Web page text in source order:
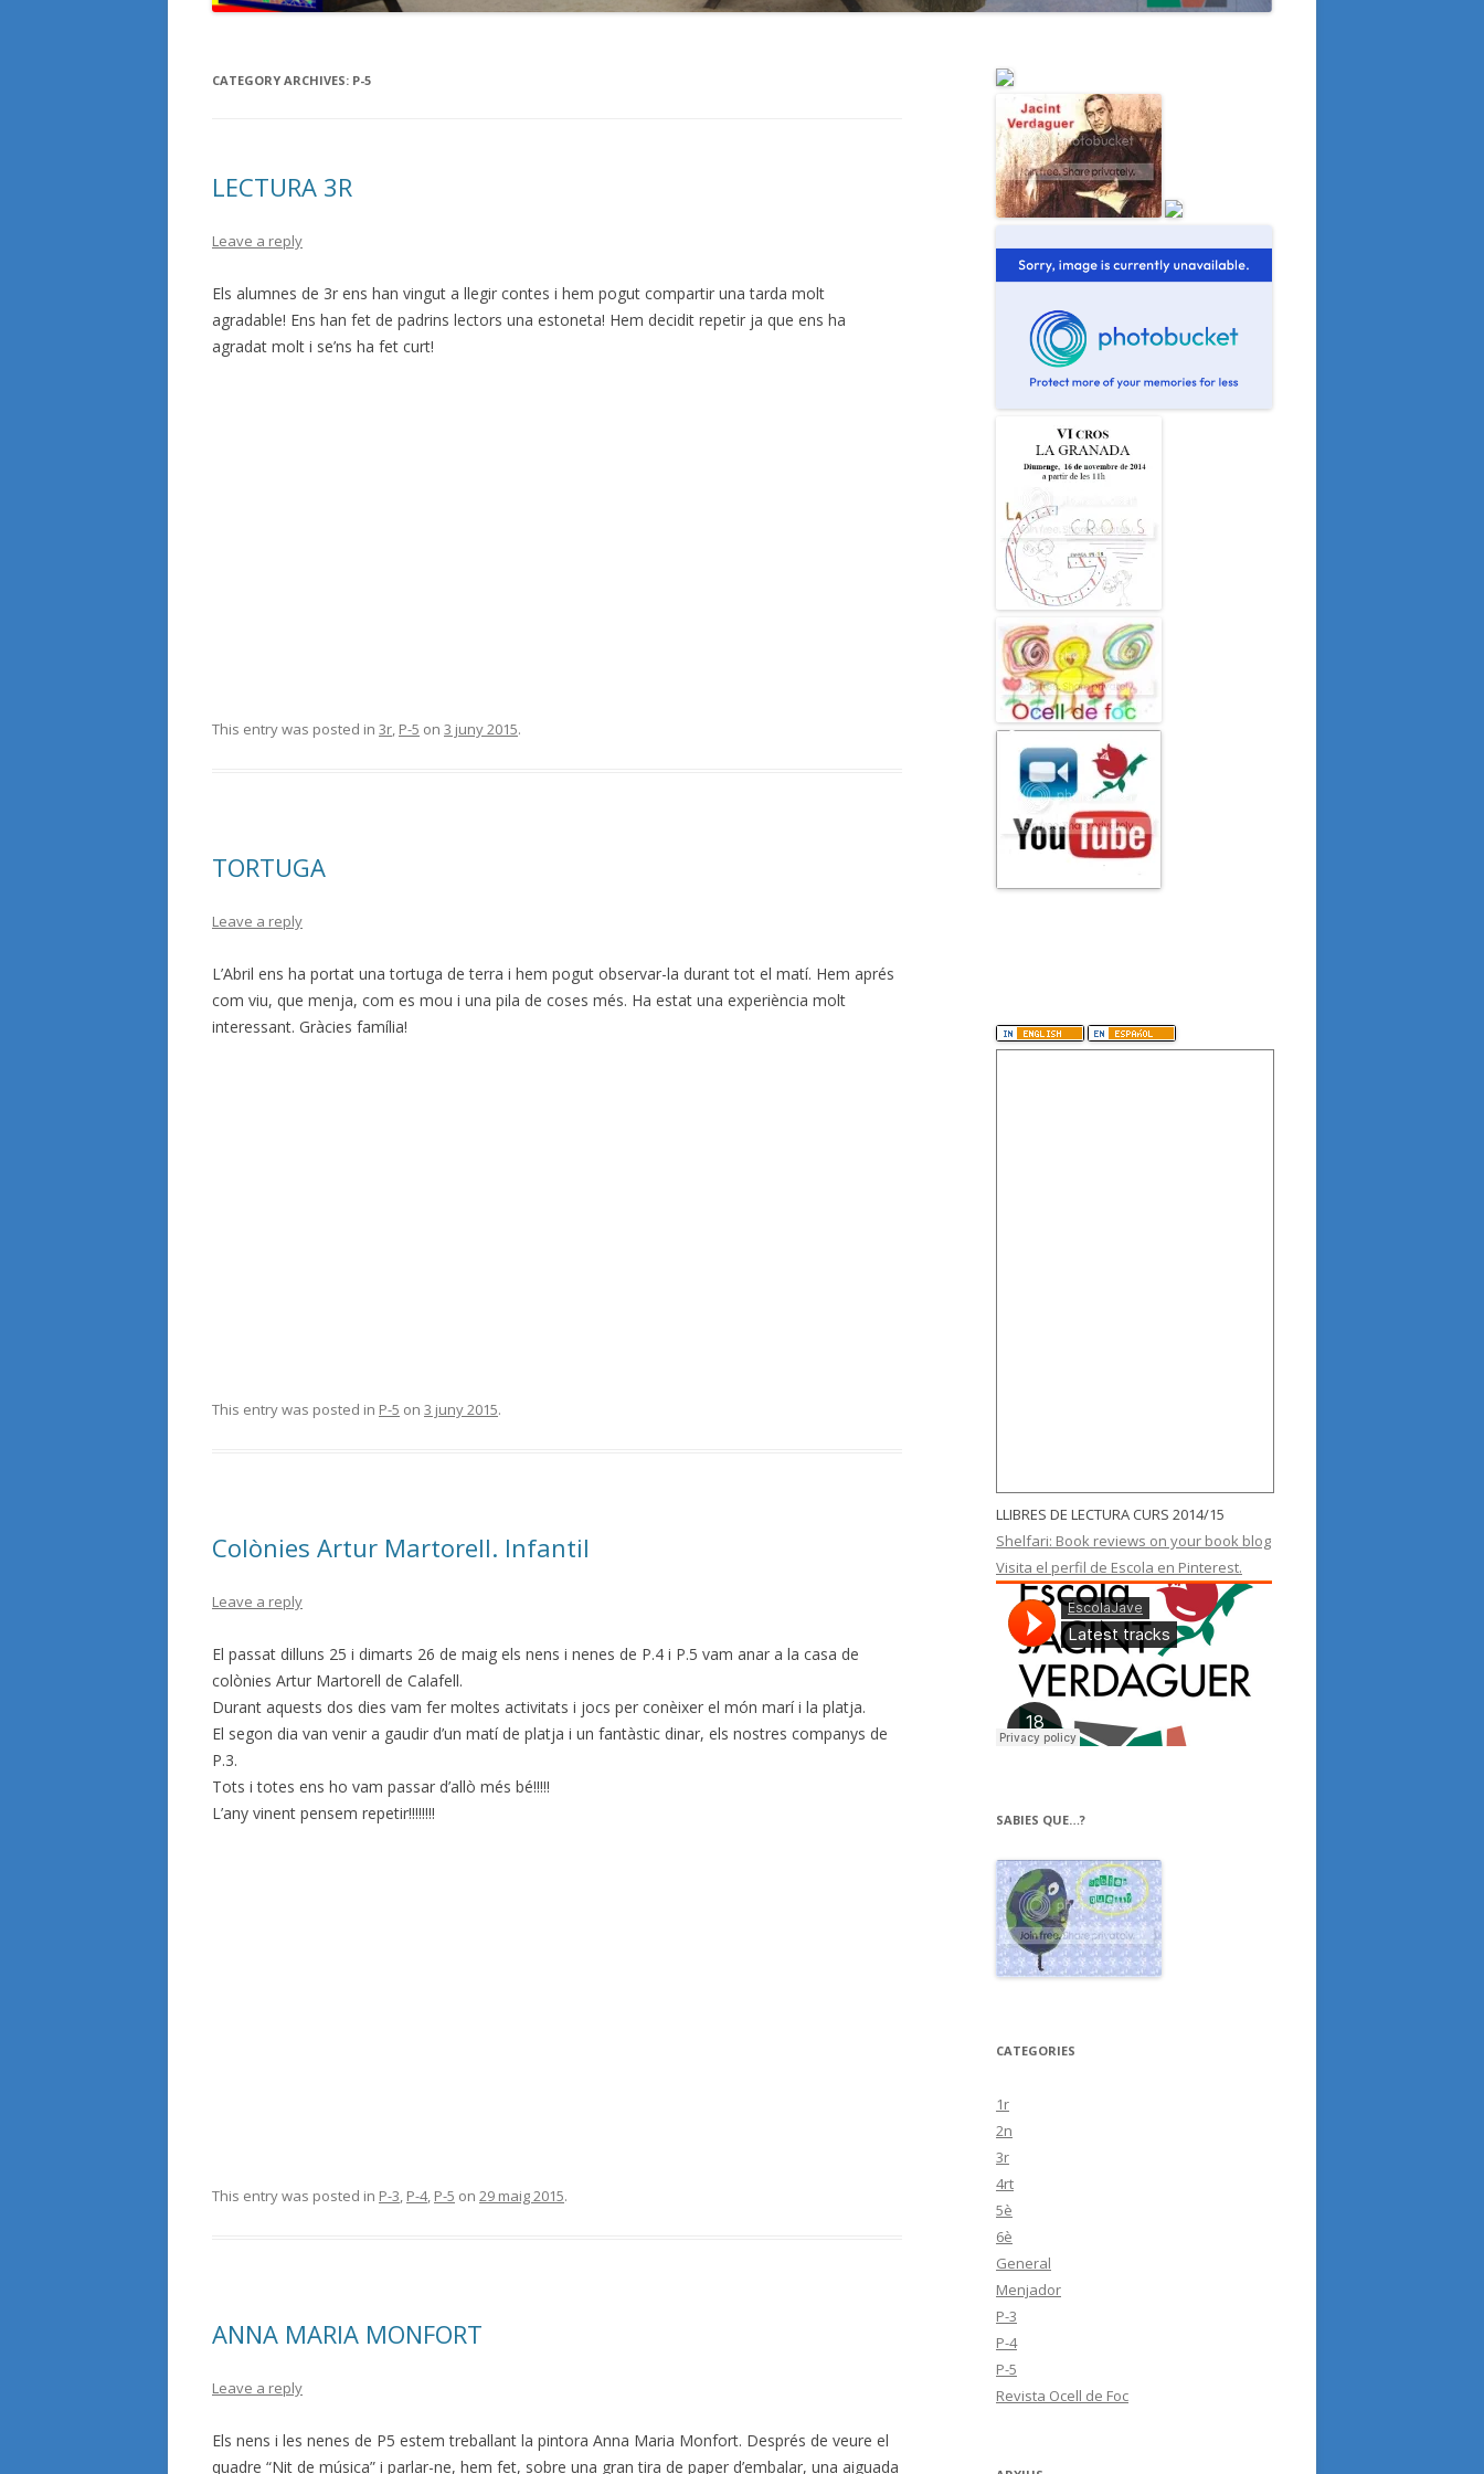
JCLIC
CATEGORY ARCHIVES: P-5
LECTURA 3R
Leave a reply
Els alumnes de 3r ens han vingut a llegir contes i hem pogut compartir una tarda molt
agradable! Ens han fet de padrins lectors una estoneta! Hem decidit repetir ja que ens ha
agradat molt i se’ns ha fet curt!
This entry was posted in 3r, P-5 on 3 juny 2015.
TORTUGA
Leave a reply
L’Abril ens ha portat una tortuga de terra i hem pogut observar-la durant tot el matí. Hem aprés
com viu, que menja, com es mou i una pila de coses més. Ha estat una experiència molt
interessant. Gràcies família!
This entry was posted in P-5 on 3 juny 2015.
Colònies Artur Martorell. Infantil
Leave a reply
El passat dilluns 25 i dimarts 26 de maig els nens i nenes de P.4 i P.5 vam anar a la casa de
colònies Artur Martorell de Calafell.
Durant aquests dos dies vam fer moltes activitats i jocs per conèixer el món marí i la platja.
El segon dia van venir a gaudir d’un matí de platja i un fantàstic dinar, els nostres companys de
P.3.
Tots i totes ens ho vam passar d’allò més bé!!!!!
L’any vinent pensem repetir!!!!!!!!
This entry was posted in P-3, P-4, P-5 on 29 maig 2015.
ANNA MARIA MONFORT
Leave a reply
Els nens i les nenes de P5 estem treballant la pintora Anna Maria Monfort. Després de veure el
quadre “Nit de música” i parlar-ne, hem fet, sobre una gran tira de paper d’embalar, una aiguada
LLIBRES DE LECTURA CURS 2014/15
Shelfari: Book reviews on your book blog
Visita el perfil de Escola en Pinterest.
SABIES QUE…?
CATEGORIES
1r
2n
3r
4rt
5è
6è
General
Menjador
P-3
P-4
P-5
Revista Ocell de Foc